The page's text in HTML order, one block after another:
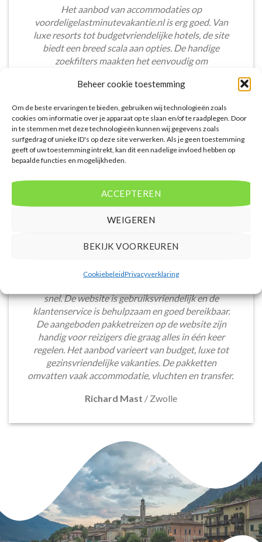
Beheer cookie toestemming
Om de beste ervaringen te bieden, gebruiken wij technologieën zoals
cookies om informatie over je apparaat op te slaan en/of te raadplegen. Door
in te stemmen met deze technologieën kunnen wij gegevens zoals
surfgedrag of unieke ID's op deze site verwerken. Als je geen toestemming
geeft of uw toestemming intrekt, kan dit een nadelige invloed hebben op
bepaalde functies en mogelijkheden.
ACCEPTEREN
WEIGEREN
BEKIJK VOORKEUREN
CookiebeleidPrivacyverklaring
Het aanbod van accommodaties op
voordeligelastminutevakantie.nl is erg goed. Van
luxe resorts tot budgetvriendelijke hotels, de site
biedt een breed scala aan opties. De handige
zoekfilters maakten het eenvoudig om
voorkeuren en budget.
Tim Beukers/Tilburg
Het boeken van een lastminute vakantie via
snel. De website is gebruiksvriendelijk en de
klantenservice is behulpzaam en goed bereikbaar.
De aangeboden pakketreizen op de website zijn
handig voor reizigers die graag alles in één keer
regelen. Het aanbod varieert van budget, luxe tot
gezinsvriendelijke vakanties. De pakketten
omvatten vaak accommodatie, vluchten en transfer.
Richard Mast / Zwolle